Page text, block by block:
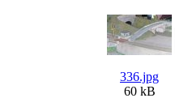
336.jpg
60 kB